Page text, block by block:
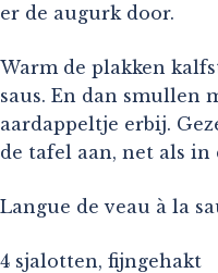
er de augurk door.
Warm de plakken
saus. En dan smullen
aardappeltje erbij.
de tafel aan, net als
Langue de veau à la
4 sjalotten, fijngehakt